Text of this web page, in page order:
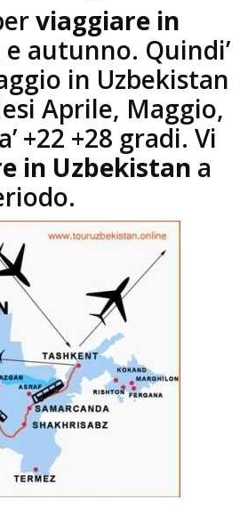
viaggiare in
autunno. Quindi’
in Uzbekistan
Aprile, Maggio,
+22 +28 gradi. Vi
in Uzbekistan a